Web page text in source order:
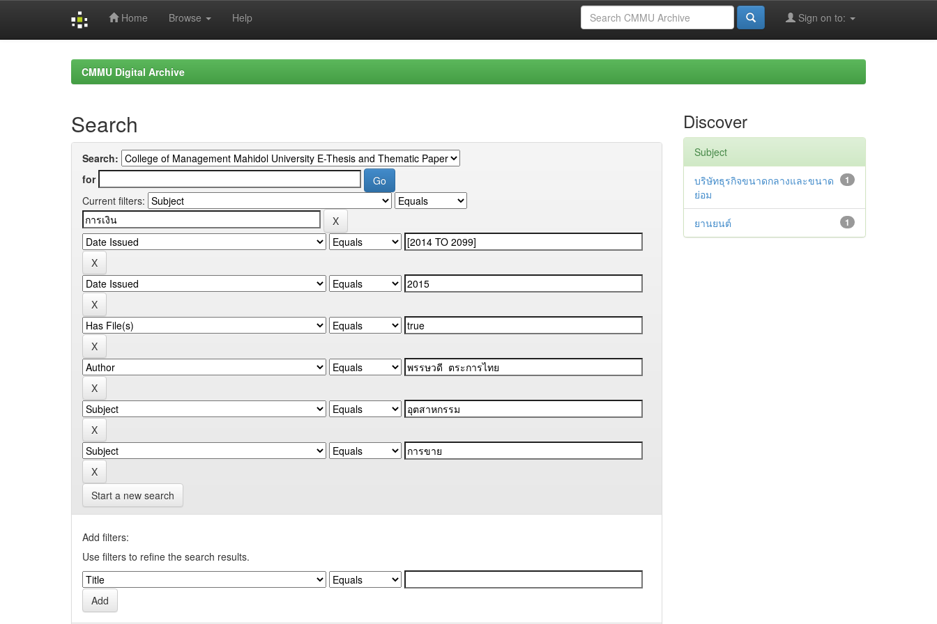
Home Browse Help Sign on to:
CMMU Digital Archive
Search
Search:
for
Current filters:
Start a new search
Add filters:
Use filters to refine the search results.
Discover
Subject
1
บริษัทธุรกิจขนาดกลางและขนาด
ย่อม
1
ยานยนต์